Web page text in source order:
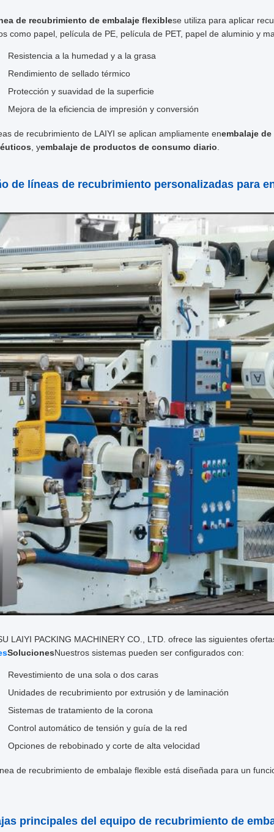
de recubrimiento de embalaje flexiblese utiliza para aplicar
como papel, película de PE, película de PET, papel de aluminio y
Resistencia a la humedad y a la grasa
Rendimiento de sellado térmico
Protección y suavidad de la superficie
Mejora de la eficiencia de impresión y conversión
de recubrimiento de LAIYI se aplican ampliamente enembalaje
, yembalaje de productos de consumo diario
de líneas de recubrimiento personalizadas para
LAIYI PACKING MACHINERY CO., LTD. ofrece las siguientes
SolucionesNuestros sistemas pueden ser configurados con:
Revestimiento de una sola o dos caras
Unidades de recubrimiento por extrusión y de laminación
Sistemas de tratamiento de la corona
Control automático de tensión y guía de la red
Opciones de rebobinado y corte de alta velocidad
de recubrimiento de embalaje flexible está diseñada para un
principales del equipo de recubrimiento de